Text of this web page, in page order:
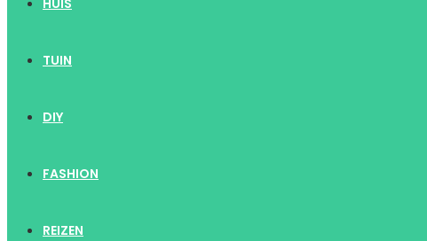
HUIS
TUIN
DIY
FASHION
REIZEN